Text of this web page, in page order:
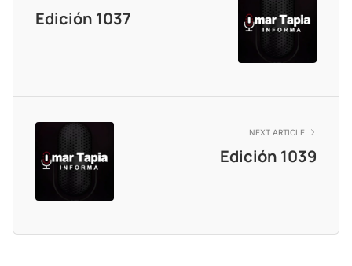
Edición 1037
NEXT ARTICLE
Edición 1039